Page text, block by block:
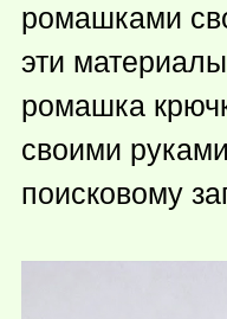
ромашками
эти
ромашка
своими
поисковому